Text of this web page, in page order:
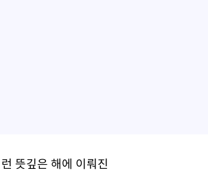
뜻깊은 해에 이뤄진